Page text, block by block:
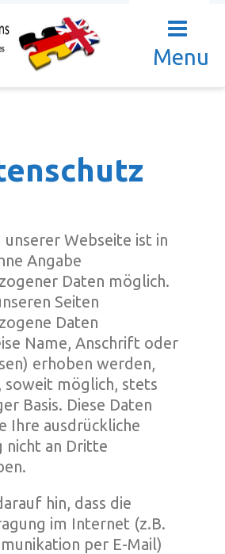
Menu
unserer Webseite ist in
Angabe
Daten möglich.
Seiten
Daten
Name, Anschrift oder
erhoben werden,
möglich, stets
Basis. Diese Daten
Ihre ausdrückliche
nicht an Dritte
hin, dass die
im Internet (z.B.
per E-Mail)